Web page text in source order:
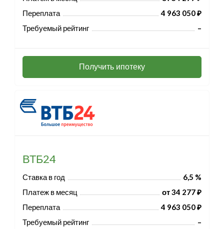
Переплата
4 963 050 ₽
Требуемый рейтинг
–
Получить ипотеку
ВТБ24
Ставка в год
6,5 %
Платеж в месяц
от 34 277 ₽
Переплата
4 963 050 ₽
Требуемый рейтинг
–